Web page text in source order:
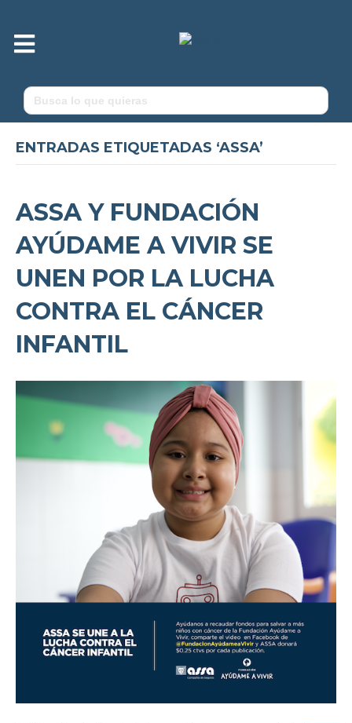
M
e
ú
Buscar:
ENTRADAS ETIQUETADAS ‘ASSA’
ASSA Y FUNDACIÓN
AYÚDAME A VIVIR SE
UNEN POR LA LUCHA
CONTRA EL CÁNCER
INFANTIL